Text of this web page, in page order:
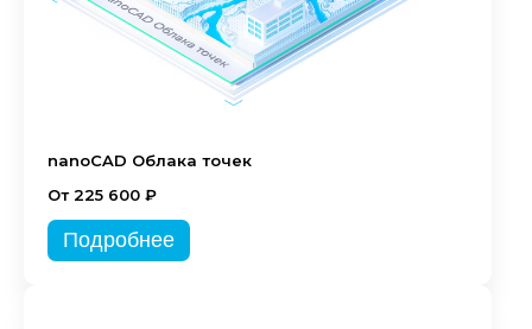
nanoCAD Облака точек
От 225 600 ₽
Подробнее